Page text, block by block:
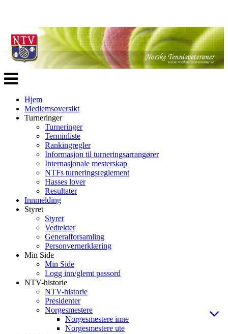
Veksle
navigasjon
Hjem
Medlemsoversikt
Turneringer
Turneringer
Terminliste
Rankingregler
Informasjon til turneringsarrangører
Internasjonale mesterskap
NTFs turneringsreglement
Hasses lover
Resultater
Innmelding
Styret
Styret
Vedtekter
Generalforsamling
Personvernerklæring
Min Side
Min Side
Logg inn/glemt passord
NTV-historie
NTV-historie
Presidenter
Norgesmestere
Norgesmestere inne
Norgesmestere ute